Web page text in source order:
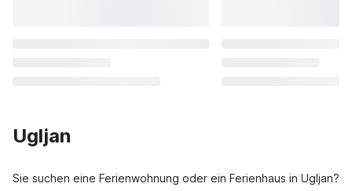
Ugljan
Sie suchen eine Ferienwohnung oder ein Ferienhaus in Ugljan?